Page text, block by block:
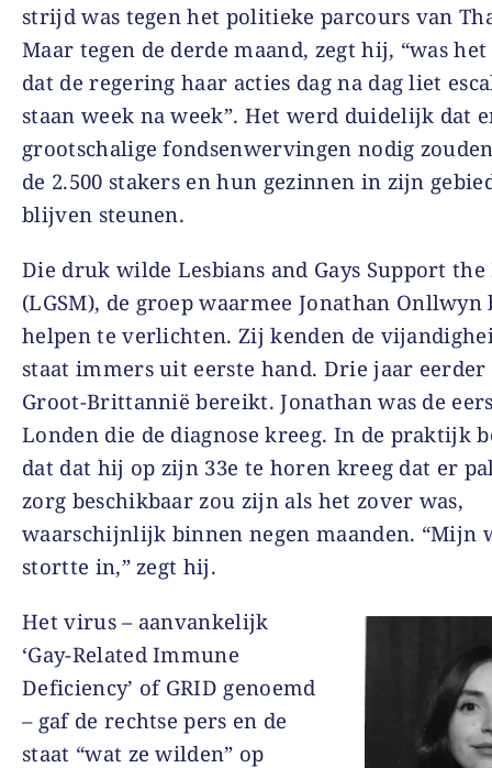
strijd was tegen het politieke parcours van
Maar tegen de derde maand, zegt hij, “was
dat de regering haar acties dag na dag liet
staan week na week”. Het werd duidelijk dat
grootschalige fondsenwervingen nodig
de 2.500 stakers en hun gezinnen in zijn
blijven steunen.
Die druk wilde Lesbians and Gays Support
(LGSM), de groep waarmee Jonathan Onllwyn
helpen te verlichten. Zij kenden de
staat immers uit eerste hand. Drie jaar eerder
Groot-Brittannië bereikt. Jonathan was de
Londen die de diagnose kreeg. In de praktijk
dat dat hij op zijn 33e te horen kreeg dat er
zorg beschikbaar zou zijn als het zover was,
waarschijnlijk binnen negen maanden. “Mijn
stortte in,” zegt hij.
Het virus – aanvankelijk
‘Gay-Related Immune
Deficiency’ of GRID genoemd
– gaf de rechtse pers en de
staat “wat ze wilden” op